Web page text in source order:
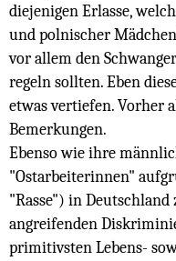
diejenigen Erlasse,
und polnischer
vor allem den
regeln sollten. Eben
etwas vertiefen. Vorher
Bemerkungen.
Ebenso wie ihre
"Ostarbeiterinnen"
"Rasse") in
angreifenden
primitivsten Lebens-